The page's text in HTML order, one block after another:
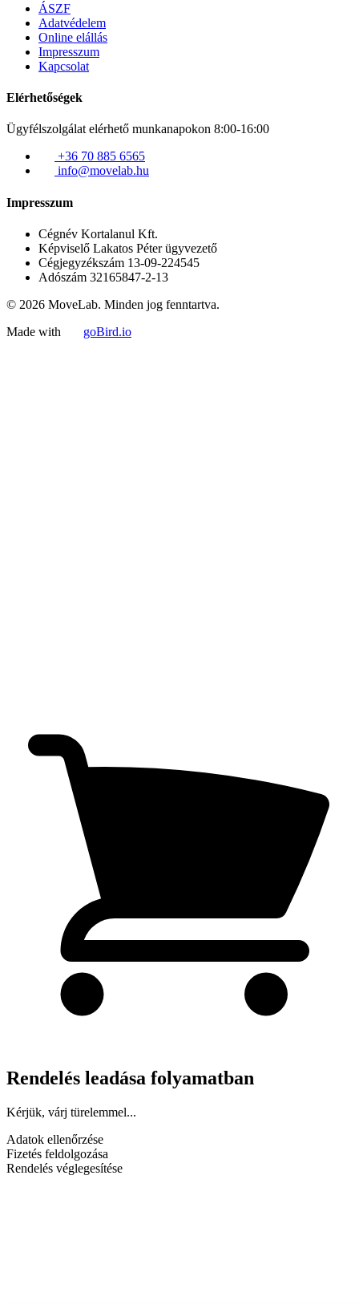
ÁSZF
Adatvédelem
Online elállás
Impresszum
Kapcsolat
Elérhetőségek
Ügyfélszolgálat elérhető munkanapokon 8:00-16:00
+36 70 885 6565
info@movelab.hu
Impresszum
Cégnév Kortalanul Kft.
Képviselő Lakatos Péter ügyvezető
Cégjegyzékszám 13-09-224545
Adószám 32165847-2-13
© 2026 MoveLab. Minden jog fenntartva.
Made with
goBird.io
Rendelés leadása folyamatban
Kérjük, várj türelemmel...
Adatok ellenőrzése
Fizetés feldolgozása
Rendelés véglegesítése